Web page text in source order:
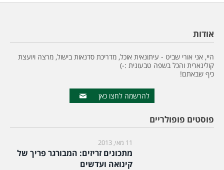
אודות
היי, אני אורי שביט - עיתונאית אוכל, מדריכת סדנאות בישול, מרצה ויועצת
קולינארית והכל בשפה טבעונית :-)
כיף שבאתם!
להרשמה לחצו כאן
פוסטים פופולריים
11 מאי, 2013
מתכונים זריזים: המבורגר פריך של
קינואה ועדשים